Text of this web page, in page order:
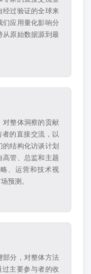
经过验证的全球来
应用量化影响分
原始数据源到最
对整体洞察的贡献
的直接交流，以
结构化访谈计划
管、总监和主题
、运营和技术视
预测。
部分，对整体方法
主要参与者的收